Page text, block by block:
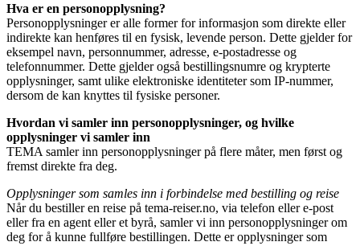
Hva er en personopplysning?
Personopplysninger er alle former for informasjon som direkte eller
indirekte kan henføres til en fysisk, levende person. Dette gjelder for
eksempel navn, personnummer, adresse, e-postadresse og
telefonnummer. Dette gjelder også bestillingsnumre og krypterte
opplysninger, samt ulike elektroniske identiteter som IP-nummer,
dersom de kan knyttes til fysiske personer.
Hvordan vi samler inn personopplysninger, og hvilke
opplysninger vi samler inn
TEMA samler inn personopplysninger på flere måter, men først og
fremst direkte fra deg.
Opplysninger som samles inn i forbindelse med bestilling og reise
Når du bestiller en reise på tema-reiser.no, via telefon eller e-post
eller fra en agent eller et byrå, samler vi inn personopplysninger om
deg for å kunne fullføre bestillingen. Dette er opplysninger som